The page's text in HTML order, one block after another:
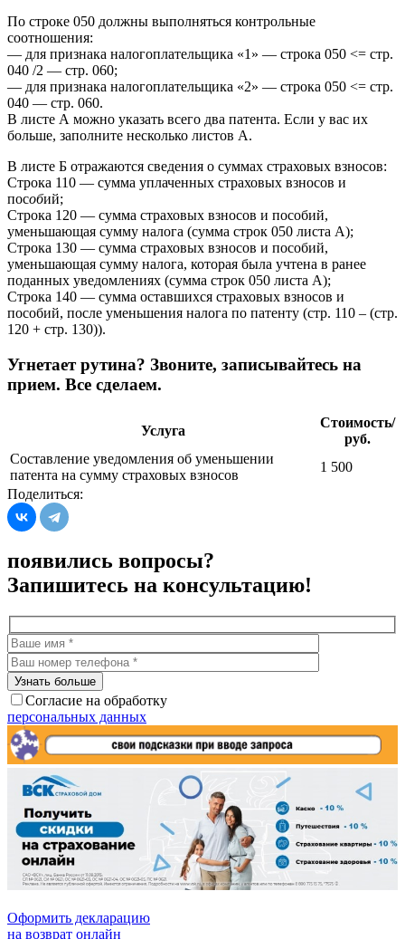
По строке 050 должны выполняться контрольные
соотношения:
— для признака налогоплательщика «1» — строка 050 <= стр.
040 /2 — стр. 060;
— для признака налогоплательщика «2» — строка 050 <= стр.
040 — стр. 060.
В листе А можно указать всего два патента. Если у вас их
больше, заполните несколько листов А.
В листе Б отражаются сведения о суммах страховых взносов:
Строка 110 — сумма уплаченных страховых взносов и
пособий;
Строка 120 — сумма страховых взносов и пособий,
уменьшающая сумму налога (сумма строк 050 листа А);
Строка 130 — сумма страховых взносов и пособий,
уменьшающая сумму налога, которая была учтена в ранее
поданных уведомлениях (сумма строк 050 листа А);
Строка 140 — сумма оставшихся страховых взносов и
пособий, после уменьшения налога по патенту (стр. 110 – (стр.
120 + стр. 130)).
Угнетает рутина? Звоните, записывайтесь на
прием. Все сделаем.
Услуга
Стоимость/
руб.
Составление уведомления об уменьшении
патента на сумму страховых взносов
1 500
Поделиться:
появились вопросы?
Запишитесь на консультацию!
Согласие на обработку
персональных данных
Оформить декларацию
на возврат онлайн